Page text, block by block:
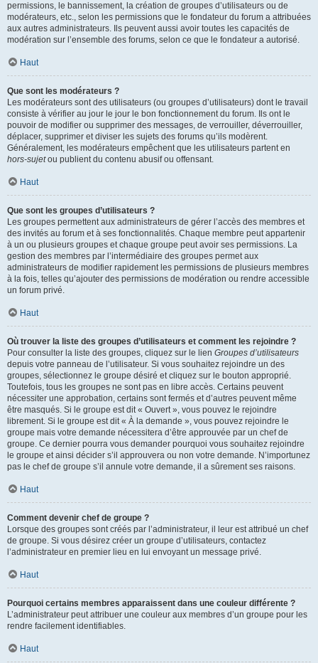
permissions, le bannissement, la création de groupes d’utilisateurs ou de
modérateurs, etc., selon les permissions que le fondateur du forum a attribuées
aux autres administrateurs. Ils peuvent aussi avoir toutes les capacités de
modération sur l’ensemble des forums, selon ce que le fondateur a autorisé.
Haut
Que sont les modérateurs ?
Les modérateurs sont des utilisateurs (ou groupes d’utilisateurs) dont le travail
consiste à vérifier au jour le jour le bon fonctionnement du forum. Ils ont le
pouvoir de modifier ou supprimer des messages, de verrouiller, déverrouiller,
déplacer, supprimer et diviser les sujets des forums qu’ils modèrent.
Généralement, les modérateurs empêchent que les utilisateurs partent en
hors-sujetou publient du contenu abusif ou offensant.
Haut
Que sont les groupes d’utilisateurs ?
Les groupes permettent aux administrateurs de gérer l’accès des membres et
des invités au forum et à ses fonctionnalités. Chaque membre peut appartenir
à un ou plusieurs groupes et chaque groupe peut avoir ses permissions. La
gestion des membres par l’intermédiaire des groupes permet aux
administrateurs de modifier rapidement les permissions de plusieurs membres
à la fois, telles qu’ajouter des permissions de modération ou rendre accessible
un forum privé.
Haut
Où trouver la liste des groupes d’utilisateurs et comment les rejoindre ?
Pour consulter la liste des groupes, cliquez sur le lien Groupes d’utilisateurs
depuis votre panneau de l’utilisateur. Si vous souhaitez rejoindre un des
groupes, sélectionnez le groupe désiré et cliquez sur le bouton approprié.
Toutefois, tous les groupes ne sont pas en libre accès. Certains peuvent
nécessiter une approbation, certains sont fermés et d’autres peuvent même
être masqués. Si le groupe est dit « Ouvert », vous pouvez le rejoindre
librement. Si le groupe est dit « À la demande », vous pouvez rejoindre le
groupe mais votre demande nécessitera d’être approuvée par un chef de
groupe. Ce dernier pourra vous demander pourquoi vous souhaitez rejoindre
le groupe et ainsi décider s’il approuvera ou non votre demande. N’importunez
pas le chef de groupe s’il annule votre demande, il a sûrement ses raisons.
Haut
Comment devenir chef de groupe ?
Lorsque des groupes sont créés par l’administrateur, il leur est attribué un chef
de groupe. Si vous désirez créer un groupe d’utilisateurs, contactez
l’administrateur en premier lieu en lui envoyant un message privé.
Haut
Pourquoi certains membres apparaissent dans une couleur différente ?
L’administrateur peut attribuer une couleur aux membres d’un groupe pour les
rendre facilement identifiables.
Haut